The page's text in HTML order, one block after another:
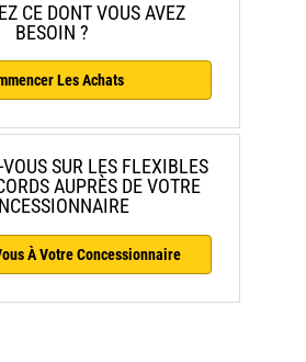
CE DONT VOUS AVEZ
BESOIN ?
Les Achats
SUR LES FLEXIBLES
AUPRÈS DE VOTRE
À Votre Concessionnaire